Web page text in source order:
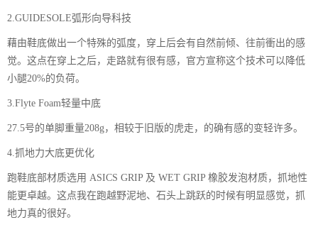
2.GUIDESOLE弧形向导科技
藉由鞋底做出一个特殊的弧度，穿上后会有自然前倾、往前衝出的感
觉。这点在穿上之后，走路就有很有感，官方宣称这个技术可以降低
小腿20%的负荷。
3.Flyte Foam轻量中底
27.5号的单脚重量208g，相较于旧版的虎走，的确有感的变轻许多。
4.抓地力大底更优化
跑鞋底部材质选用 ASICS GRIP 及 WET GRIP 橡胶发泡材质，抓地性
能更卓越。这点我在跑越野泥地、石头上跳跃的时候有明显感觉，抓
地力真的很好。